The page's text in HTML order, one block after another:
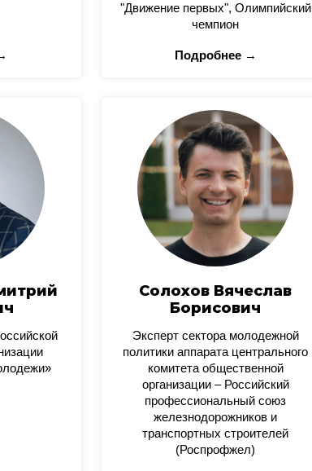
"Движение первых", Олимпийский
чемпион
Подробнее →
Солохов Вячеслав
Борисович
Эксперт сектора молодежной
политики аппарата центрального
комитета общественной
организации – Российский
профессиональный союз
железнодорожников и
транспортных строителей
(Роспрофжел)